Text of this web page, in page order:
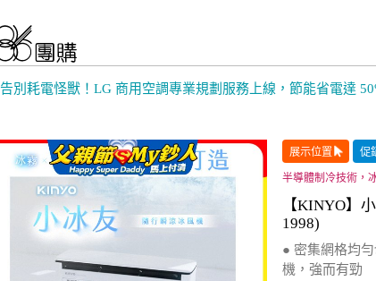
告別耗電怪獸！LG 商用空調專業規劃服務上線，節能省電達
展示位置 促
半導體制冷技術，
【KINYO】
1998)
● 密集網格均
機，強而有勁